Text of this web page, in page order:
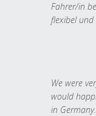
Fahrer/in
flexibel und
We were
would
in Germany.